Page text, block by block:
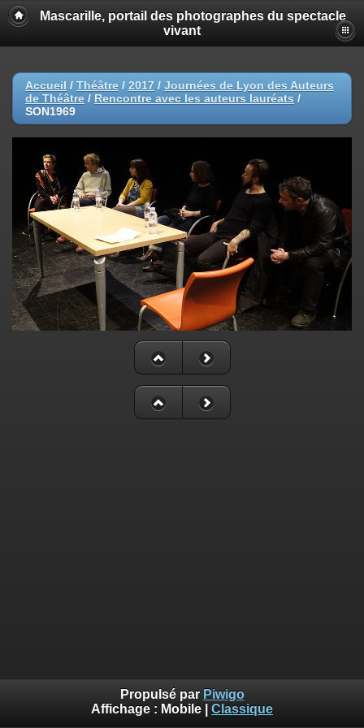
Mascarille, portail des photographes du spectacle
vivant
Accueil / Théâtre / 2017 / Journées de Lyon des Auteurs
de Théâtre / Rencontre avec les auteurs lauréats /
SON1969
Propulsé par Piwigo
Affichage : Mobile Classique